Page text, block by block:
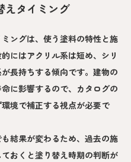
えタイミング
ングは、使う塗料の特性と施
にはアクリル系は短め、シリ
長持ちする傾向です。建物の
に影響するので、カタログの
境で補正する視点が必要で
結果が変わるため、過去の施
おくと塗り替え時期の判断が